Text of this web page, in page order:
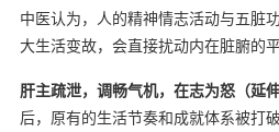
中医认为，人的精神情志活动与五脏
大生活变故，会直接扰动内在脏腑的平
肝主疏泄，调畅气机，在志为怒（延
后，原有的生活节奏和成就体系被打